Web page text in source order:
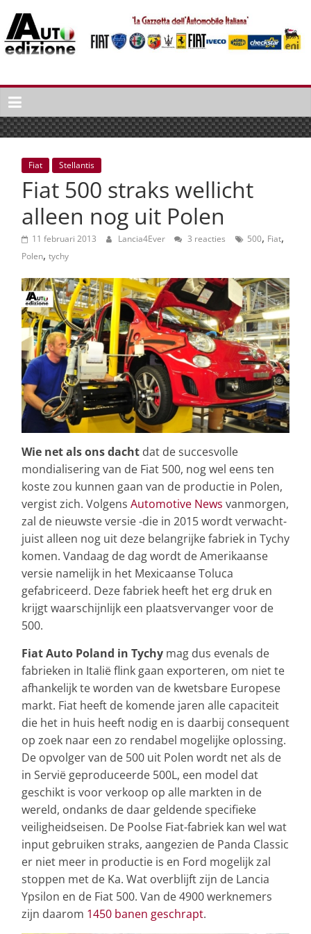
naar
inhoud
Auto
Edizione
La
Gazetta
dell'Automobile
Italiana
Italiaans
autonieuws
lifestyle
Fiat Stellantis
Fiat 500 straks wellicht
alleen nog uit Polen
11 februari 2013 Lancia4Ever 3 reacties 500, Fiat,
Polen, tychy
Wie net als ons dacht dat de succesvolle
mondialisering van de Fiat 500, nog wel eens ten
koste zou kunnen gaan van de productie in Polen,
vergist zich. Volgens Automotive News vanmorgen,
zal de nieuwste versie -die in 2015 wordt verwacht-
juist alleen nog uit deze belangrijke fabriek in Tychy
komen. Vandaag de dag wordt de Amerikaanse
versie namelijk in het Mexicaanse Toluca
gefabriceerd. Deze fabriek heeft het erg druk en
krijgt waarschijnlijk een plaatsvervanger voor de
500.
Fiat Auto Poland in Tychy mag dus evenals de
fabrieken in Italië flink gaan exporteren, om niet te
afhankelijk te worden van de kwetsbare Europese
markt. Fiat heeft de komende jaren alle capaciteit
die het in huis heeft nodig en is daarbij consequent
op zoek naar een zo rendabel mogelijke oplossing.
De opvolger van de 500 uit Polen wordt net als de
in Servië geproduceerde 500L, een model dat
geschikt is voor verkoop op alle markten in de
wereld, ondanks de daar geldende specifieke
veiligheidseisen. De Poolse Fiat-fabriek kan wel wat
input gebruiken straks, aangezien de Panda Classic
er niet meer in productie is en Ford mogelijk zal
stoppen met de Ka. Wat overblijft zijn de Lancia
Ypsilon en de Fiat 500. Van de 4900 werknemers
zijn daarom 1450 banen geschrapt.